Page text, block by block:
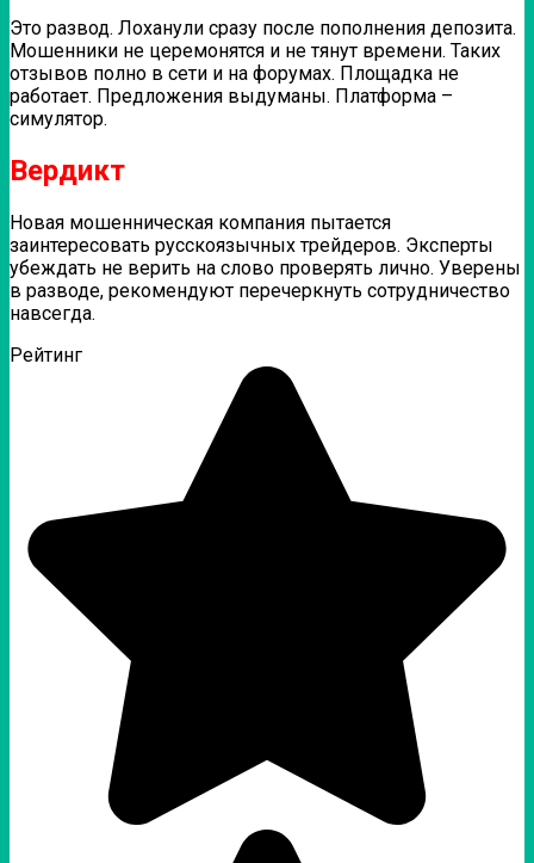
Это развод. Лоханули сразу после пополнения депозита.
Мошенники не церемонятся и не тянут времени. Таких
отзывов полно в сети и на форумах. Площадка не
работает. Предложения выдуманы. Платформа –
симулятор.
Вердикт
Новая мошенническая компания пытается
заинтересовать русскоязычных трейдеров. Эксперты
убеждать не верить на слово проверять лично. Уверены
в разводе, рекомендуют перечеркнуть сотрудничество
навсегда.
Рейтинг